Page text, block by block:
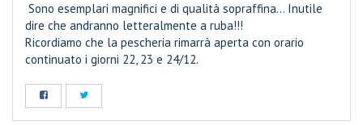
Sono esemplari magnifici e di qualità sopraffina… Inutile
dire che andranno letteralmente a ruba!!!
Ricordiamo che la pescheria rimarrà aperta con orario
continuato i giorni 22, 23 e 24/12.